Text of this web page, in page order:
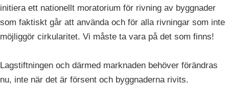
initiera ett nationellt moratorium för rivning av byggnader
som faktiskt går att använda och för alla rivningar som inte
möjliggör cirkularitet. Vi måste ta vara på det som finns!
Lagstiftningen och därmed marknaden behöver förändras
nu, inte när det är försent och byggnaderna rivits.